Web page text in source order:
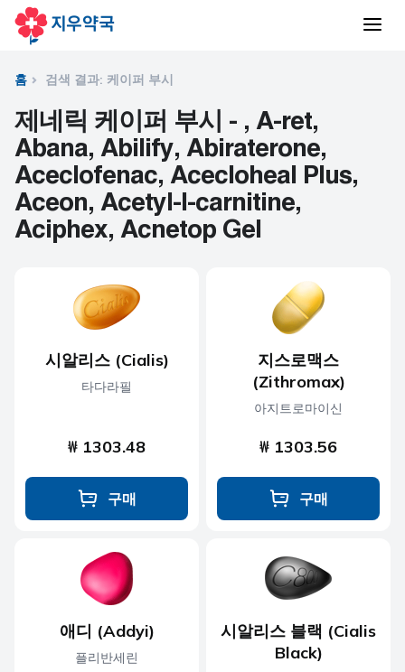
홈 검색 결과: 케이퍼 부시
제네릭 케이퍼 부시 - , A-ret,
Abana, Abilify, Abiraterone,
Aceclofenac, Acecloheal Plus,
Aceon, Acetyl-l-carnitine,
Aciphex, Acnetop Gel
시알리스 (Cialis)
타다라필
₩ 1303.48
구매
지스로맥스
(Zithromax)
아지트로마이신
₩ 1303.56
구매
애디 (Addyi)
플리반세린
시알리스 블랙 (Cialis
Black)